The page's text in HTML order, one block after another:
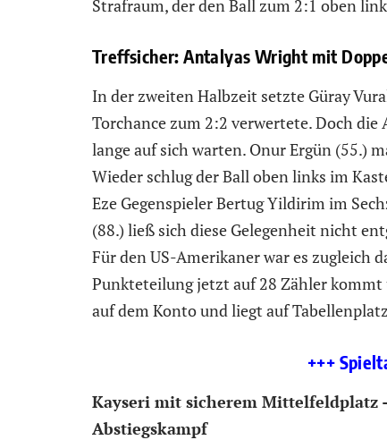
Strafraum, der den Ball zum 2:1 oben
Treffsicher: Antalyas Wright mit
In der zweiten Halbzeit setzte Güray
Torchance zum 2:2 verwertete. Doch
lange auf sich warten. Onur Ergün (55.)
Wieder schlug der Ball oben links im
Eze Gegenspieler Bertug Yildirim im
(88.) ließ sich diese Gelegenheit nicht
Für den US-Amerikaner war es zugleich
Punkteteilung jetzt auf 28 Zähler
auf dem Konto und liegt auf
+++
Kayseri mit sicherem Mittelfeldplatz
Abstiegskampf